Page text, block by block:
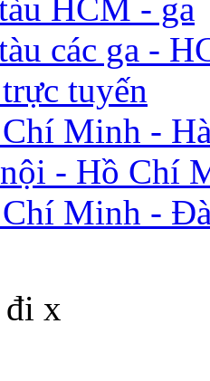
HCM - ga
các ga -
tuyến
Minh -
- Hồ Chí
Minh -
x